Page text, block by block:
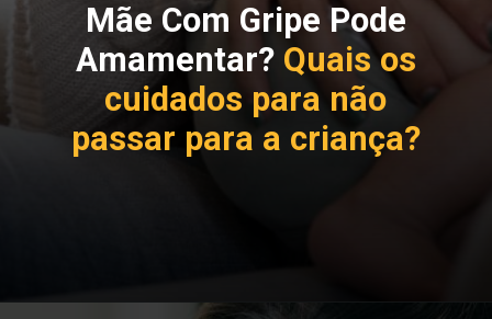
Mãe Com Gripe Pode
Amamentar? Quais os
cuidados para não
passar para a criança?